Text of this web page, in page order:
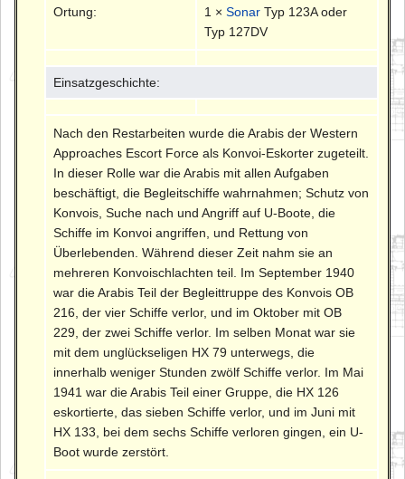
Ortung:
1 ×Sonar Typ 123A oder
Typ 127DV
Einsatzgeschichte:
Nach den Restarbeiten wurde die Arabis der Western
Approaches Escort Force als Konvoi-Eskorter zugeteilt.
In dieser Rolle war die Arabis mit allen Aufgaben
beschäftigt, die Begleitschiffe wahrnahmen; Schutz von
Konvois, Suche nach und Angriff auf U-Boote, die
Schiffe im Konvoi angriffen, und Rettung von
Überlebenden. Während dieser Zeit nahm sie an
mehreren Konvoischlachten teil. Im September 1940
war die Arabis Teil der Begleittruppe des Konvois OB
216, der vier Schiffe verlor, und im Oktober mit OB
229, der zwei Schiffe verlor. Im selben Monat war sie
mit dem unglückseligen HX 79 unterwegs, die
innerhalb weniger Stunden zwölf Schiffe verlor. Im Mai
1941 war die Arabis Teil einer Gruppe, die HX 126
eskortierte, das sieben Schiffe verlor, und im Juni mit
HX 133, bei dem sechs Schiffe verloren gingen, ein U-
Boot wurde zerstört.